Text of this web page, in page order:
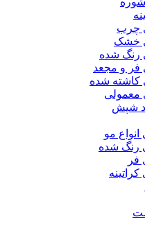
چرب
خشک
رنگ شده
فر و مجعد
کاشته شده
معمولی
شپش
مو
رنگ شده